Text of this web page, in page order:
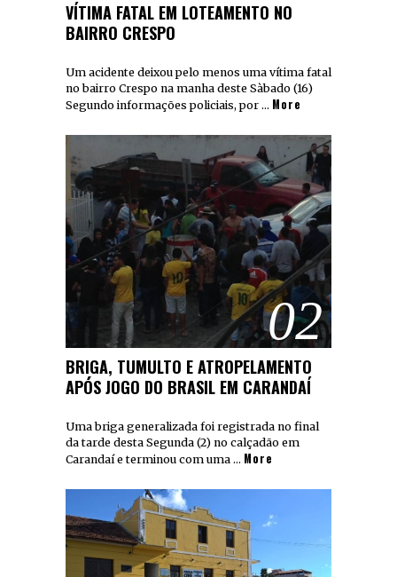
VÍTIMA FATAL EM LOTEAMENTO NO
BAIRRO CRESPO
Um acidente deixou pelo menos uma vítima fatal
no bairro Crespo na manha deste Sàbado (16)
Segundo informações policiais, por … More
02
BRIGA, TUMULTO E ATROPELAMENTO
APÓS JOGO DO BRASIL EM CARANDAÍ
Uma briga generalizada foi registrada no final
da tarde desta Segunda (2) no calçadão em
Carandaí e terminou com uma … More